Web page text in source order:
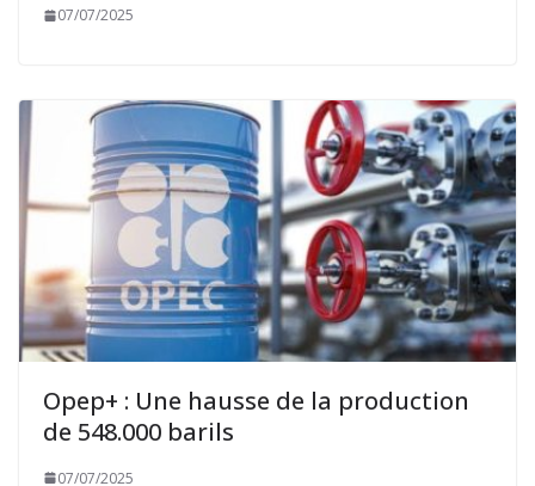
07/07/2025
Opep+ : Une hausse de la production
de 548.000 barils
07/07/2025